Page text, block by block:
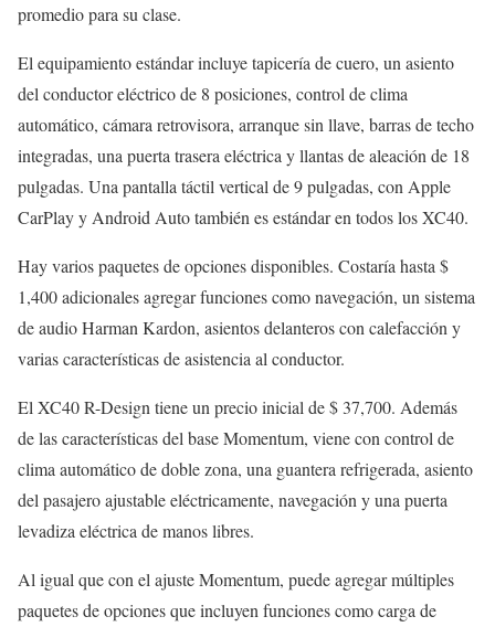
promedio para su clase.
El equipamiento estándar incluye tapicería de cuero, un asiento
del conductor eléctrico de 8 posiciones, control de clima
automático, cámara retrovisora, arranque sin llave, barras de techo
integradas, una puerta trasera eléctrica y llantas de aleación de 18
pulgadas. Una pantalla táctil vertical de 9 pulgadas, con Apple
CarPlay y Android Auto también es estándar en todos los XC40.
Hay varios paquetes de opciones disponibles. Costaría hasta $
1,400 adicionales agregar funciones como navegación, un sistema
de audio Harman Kardon, asientos delanteros con calefacción y
varias características de asistencia al conductor.
El XC40 R-Design tiene un precio inicial de $ 37,700. Además
de las características del base Momentum, viene con control de
clima automático de doble zona, una guantera refrigerada, asiento
del pasajero ajustable eléctricamente, navegación y una puerta
levadiza eléctrica de manos libres.
Al igual que con el ajuste Momentum, puede agregar múltiples
paquetes de opciones que incluyen funciones como carga de